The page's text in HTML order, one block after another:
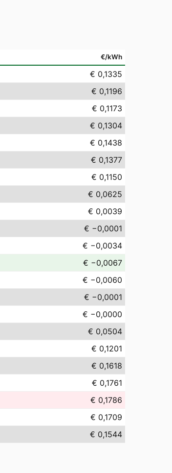
€/kWh
€ 0,1335
€ 0,1196
€ 0,1173
€ 0,1304
€ 0,1438
€ 0,1377
€ 0,1150
€ 0,0625
€ 0,0039
€ −0,0001
€ −0,0034
€ −0,0067
€ −0,0060
€ −0,0001
€ −0,0000
€ 0,0504
€ 0,1201
€ 0,1618
€ 0,1761
€ 0,1786
€ 0,1709
€ 0,1544